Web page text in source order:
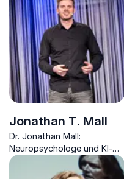
Intelligenz, Führung und
Zukunftsfähigkeit im
Mittelstand.
Jonathan T. Mall
Dr. Jonathan Mall:
Neuropsychologe und KI-
Keynote-Speaker für
DigitalTwins,